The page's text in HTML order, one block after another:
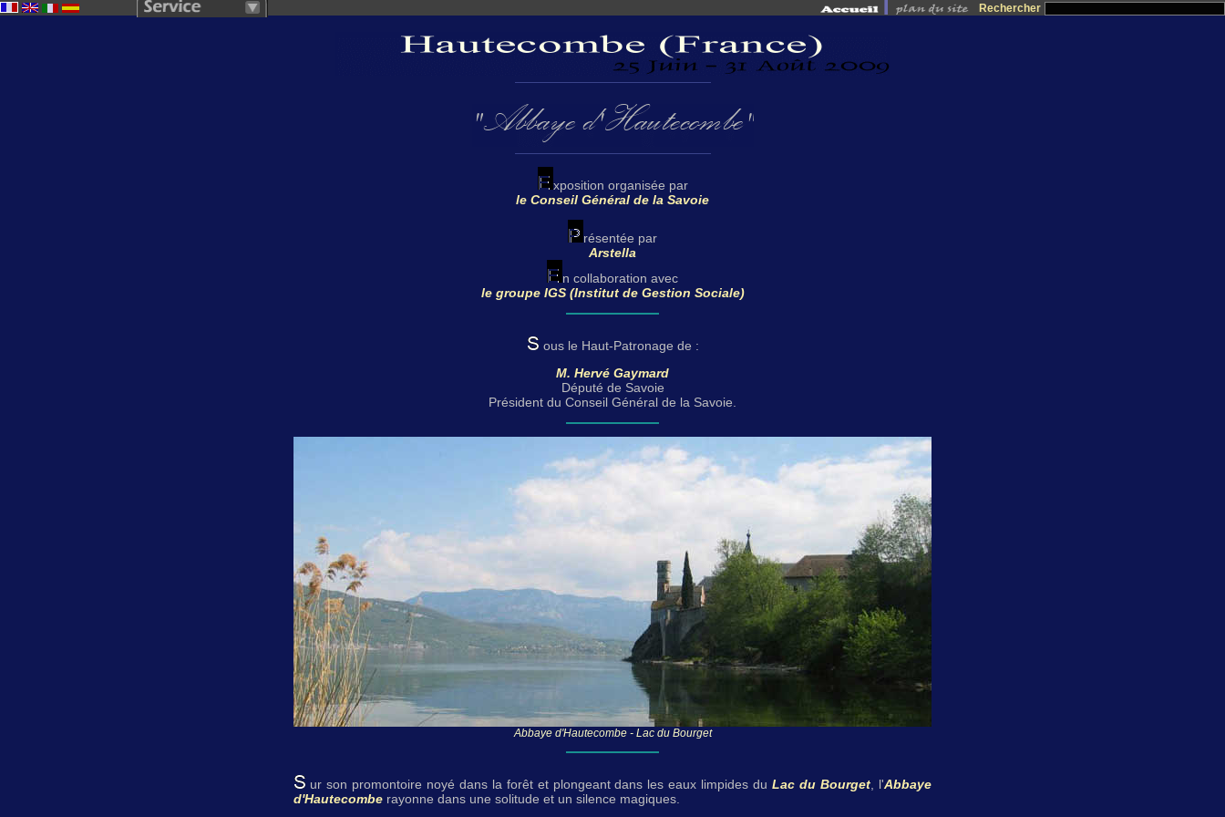
Rechercher
xposition organisée par
le Conseil Général de la Savoie
résentée par
Arstella
n collaboration avec
le groupe IGS (Institut de Gestion Sociale)
ous le Haut-Patronage de :
M. Hervé Gaymard
Député de Savoie
Président du Conseil Général de la Savoie.
Abbaye d'Hautecombe - Lac du Bourget
ur son promontoire noyé dans la forêt et plongeant dans les eaux limpides duLac du Bourget , l'Abbaye
d'Hautecombe rayonne dans une solitude et un silence magiques.